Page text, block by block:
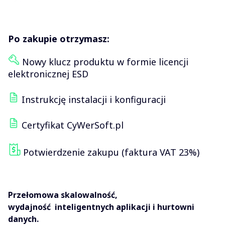
Po zakupie otrzymasz:
Nowy klucz produktu w formie licencji
elektronicznej ESD
Instrukcję instalacji i konfiguracji
Certyfikat CyWerSoft.pl
Potwierdzenie zakupu (faktura VAT 23%)
Przełomowa skalowalność,
wydajność inteligentnych aplikacji i hurtowni
danych.